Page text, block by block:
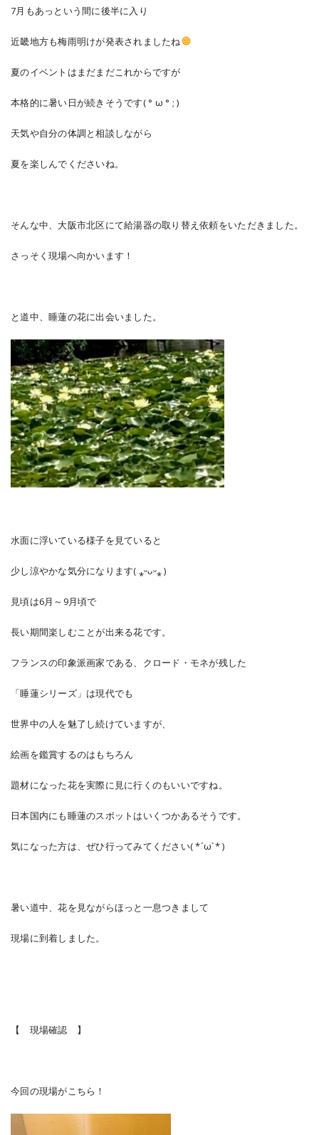
7月もあっという間に後半に入り
近畿地方も梅雨明けが発表されましたね
夏のイベントはまだまだこれからですが
本格的に暑い日が続きそうです( ° ω ° ; )
天気や自分の体調と相談しながら
夏を楽しんでくださいね。
そんな中、大阪市北区にて給湯器の取り替え依頼をいただきました。
さっそく現場へ向かいます！
と道中、睡蓮の花に出会いました。
水面に浮いている様子を見ていると
少し涼やかな気分になります( ⁎ᵕᴗᵕ⁎ )
見頃は6月～9月頃で
長い期間楽しむことが出来る花です。
フランスの印象派画家である、クロード・モネが残した
「睡蓮シリーズ」は現代でも
世界中の人を魅了し続けていますが、
絵画を鑑賞するのはもちろん
題材になった花を実際に見に行くのもいいですね。
日本国内にも睡蓮のスポットはいくつかあるそうです。
気になった方は、ぜひ行ってみてください( *´ω`* )
暑い道中、花を見ながらほっと一息つきまして
現場に到着しました。
【 現場確認 】
今回の現場がこちら！